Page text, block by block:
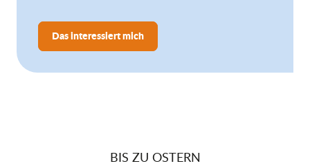
Das interessiert mich
BIS ZU OSTERN